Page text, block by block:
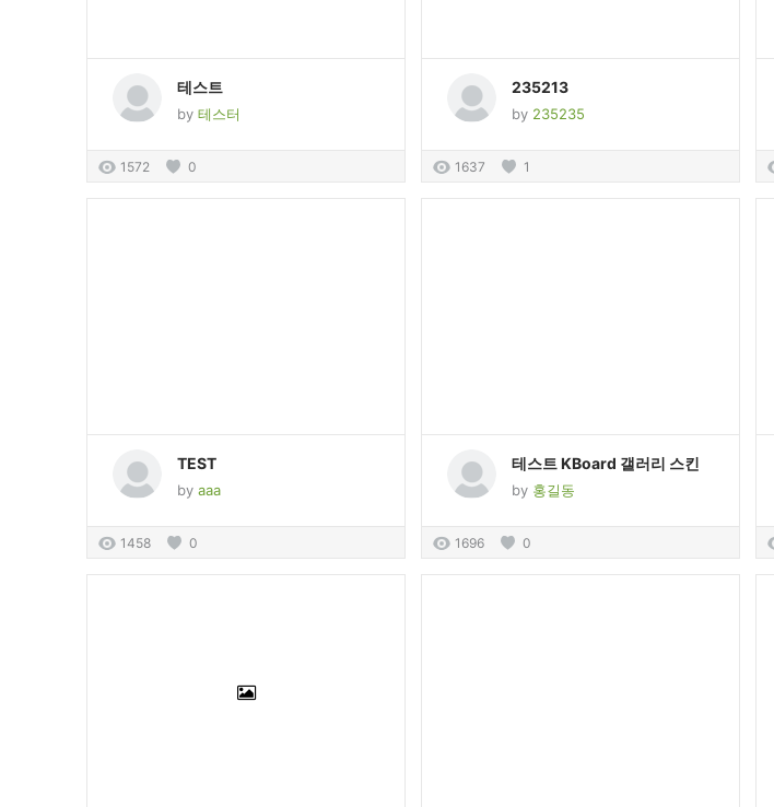
테스트
by 테스터
1572 0
235213
by 235235
1637 1
TEST
by aaa
1458 0
테스트 KBoard 갤러리 스킨
by 홍길동
1696 0